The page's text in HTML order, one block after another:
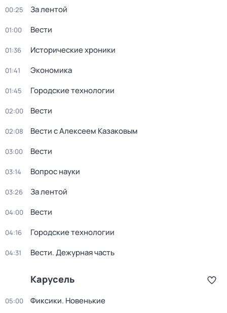
00:25 За лентой
01:00 Вести
01:36 Исторические хроники
01:41 Экономика
01:45 Городские технологии
02:00 Вести
02:08 Вести с Алексеем Казаковым
03:00 Вести
03:14 Вопрос науки
03:26 За лентой
04:00 Вести
04:16 Городские технологии
04:31 Вести. Дежурная часть
Карусель
05:00 Фиксики. Новенькие